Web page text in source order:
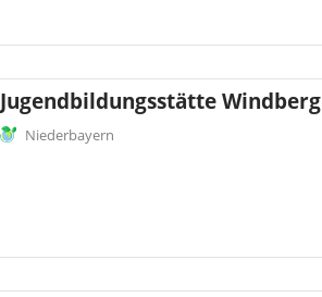
Jugendbildungsstätte Windberg
Niederbayern